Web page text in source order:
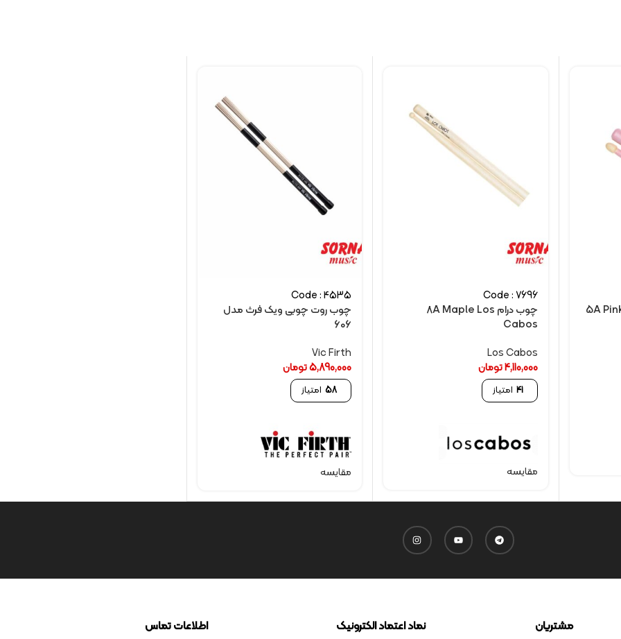
Code : 7696
چوب درام 8A Maple Los
Cabos
Los Cabos
4,110,000تومان
41 امتیاز
مقایسه
Code : 4535
چوب روت چوبی ویک فرث مدل
606
Vic Firth
5,890,000تومان
58 امتیاز
مقایسه
مشتریان نماد اعتماد الکترونیک اطلاعات تماس